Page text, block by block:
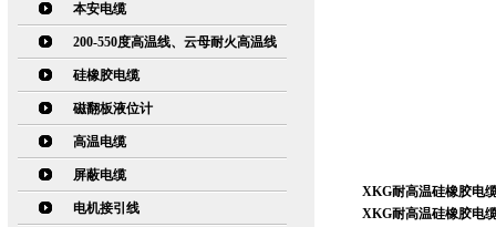
本安电缆
200-550度高温线、云母耐火高温线
硅橡胶电缆
磁翻板液位计
高温电缆
屏蔽电缆
电机接引线
XKG耐高温硅橡胶电
XKG耐高温硅橡胶电